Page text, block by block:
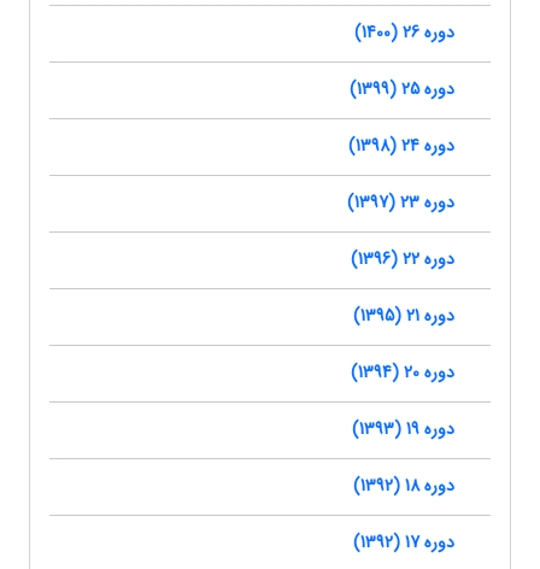
دوره 26 (1400)
دوره 25 (1399)
دوره 24 (1398)
دوره 23 (1397)
دوره 22 (1396)
دوره 21 (1395)
دوره 20 (1394)
دوره 19 (1393)
دوره 18 (1392)
دوره 17 (1392)